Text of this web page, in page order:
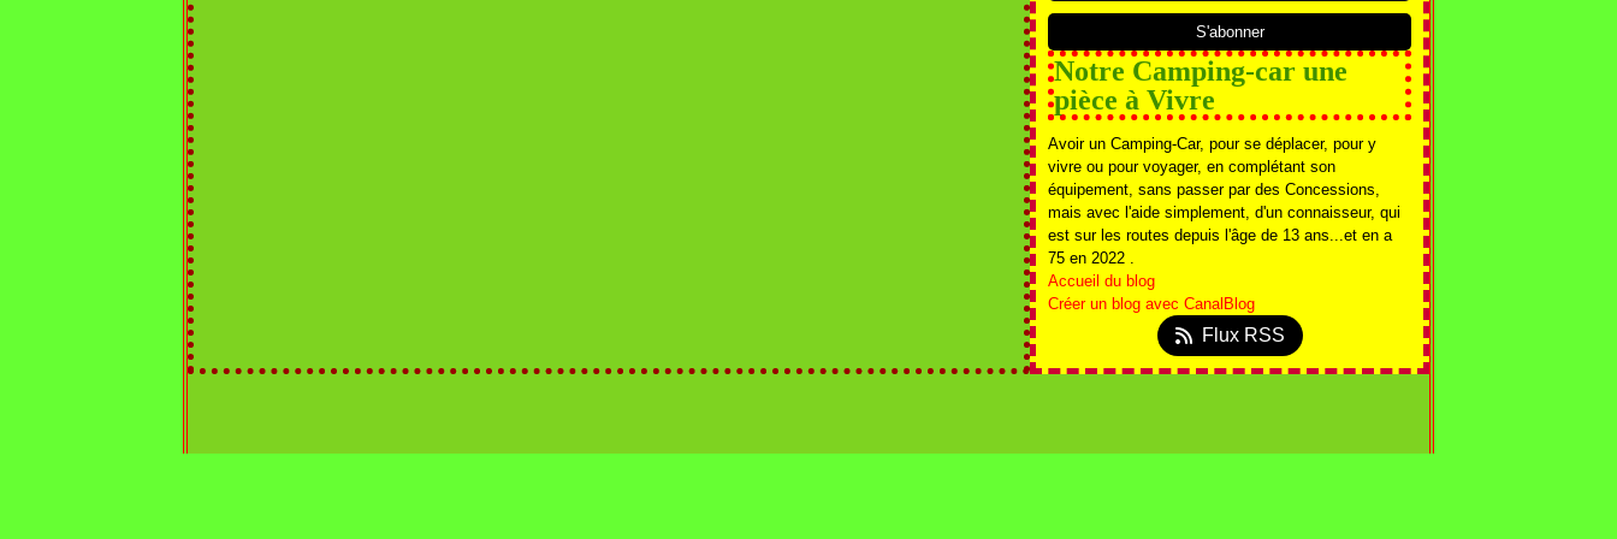
Notre Camping-car une
pièce à Vivre
Avoir un Camping-Car, pour se déplacer, pour y
vivre ou pour voyager, en complétant son
équipement, sans passer par des Concessions,
mais avec l'aide simplement, d'un connaisseur, qui
est sur les routes depuis l'âge de 13 ans...et en a
75 en 2022 .
Accueil du blog
Créer un blog avec CanalBlog
Flux RSS